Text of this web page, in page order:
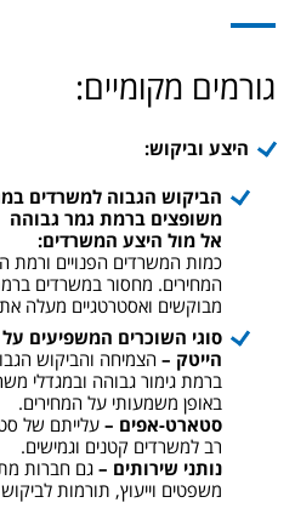
גורמים מקומיים:
היצע וביקוש:
הביקוש הגבוה למשרדים
משופצים ברמת גמר גבוהה
אל מול היצע המשרדים:
כמות המשרדים הפנויים
המחירים. מחסור במשרדים
מבוקשים ואסטרטגיים מעלה
סוגי השוכרים המשפיעים
הייטק – הצמיחה והביקוש
ברמת גימור גבוהה ובמגדלי
באופן משמעותי על המחירים.
סטארט-אפים – עלייתם של
רב למשרדים קטנים וגמישים.
נותני שירותים – גם חברות
משפטים וייעוץ, תורמות